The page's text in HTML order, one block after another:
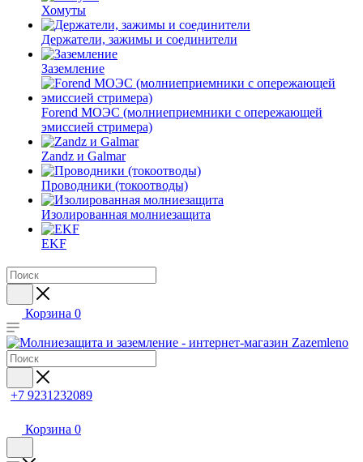
Хомуты
Держатели, зажимы и соединители
Заземление
Forend МОЭС (молниеприемники с опережающей
эмиссией стримера)
Zandz и Galmar
Проводники (токоотводы)
Изолированная молниезащита
EKF
Корзина 0
+7 9231232089
Корзина 0